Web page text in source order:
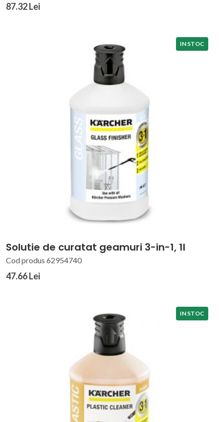
87.32 Lei
IN STOC
Solutie de curatat geamuri 3-in-1, 1l
Cod produs 62954740
47.66 Lei
IN STOC